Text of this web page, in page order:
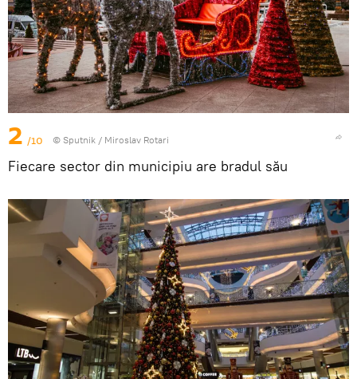
2 /10 © Sputnik / Miroslav Rotari
Fiecare sector din municipiu are bradul său